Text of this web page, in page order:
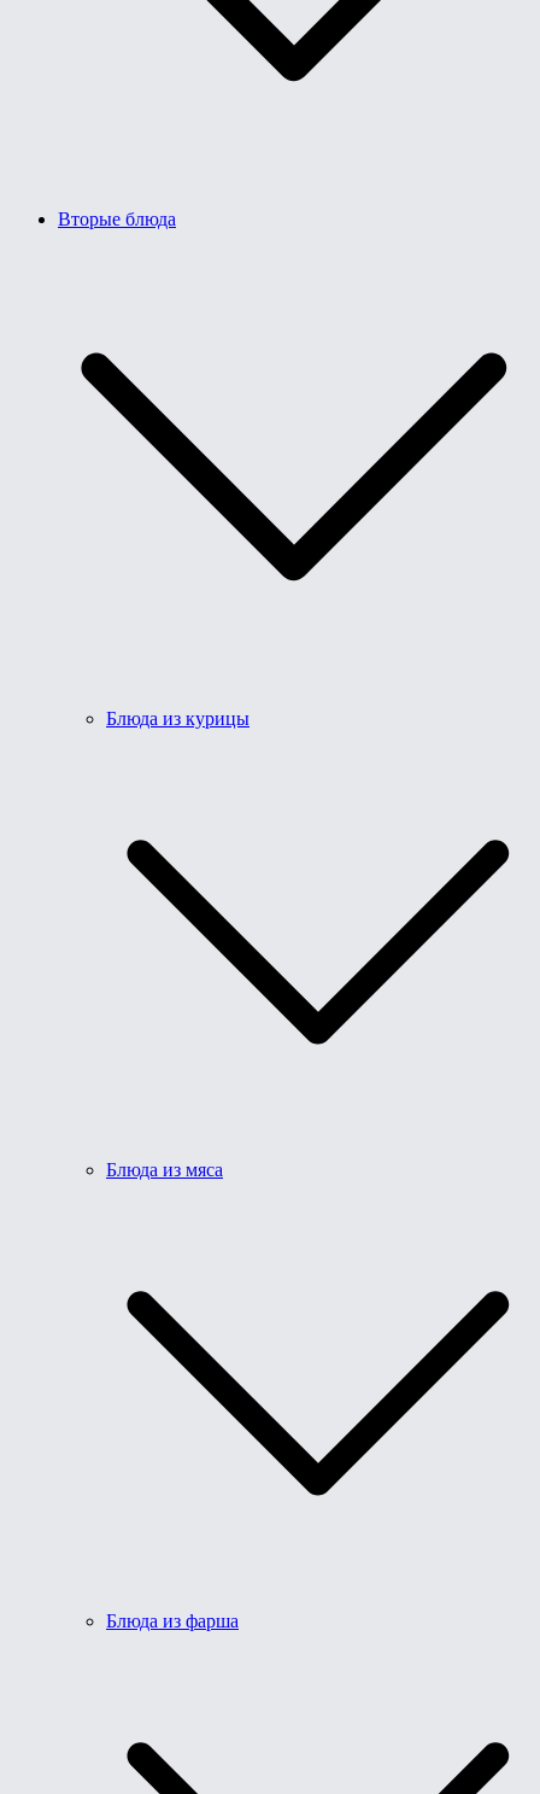
Вторые блюда
Блюда из курицы
Блюда из мяса
Блюда из фарша